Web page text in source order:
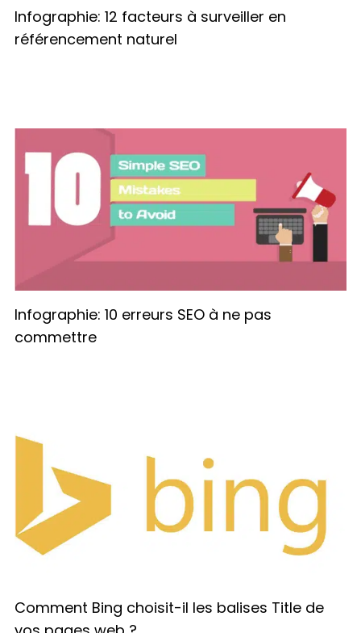
Infographie: 12 facteurs à surveiller en
référencement naturel
Infographie: 10 erreurs SEO à ne pas
commettre
Comment Bing choisit-il les balises Title de